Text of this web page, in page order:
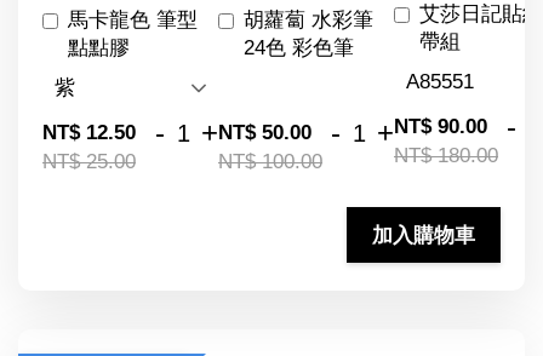
馬卡龍色 筆型
點點膠
NT$ 12.50
NT$ 25.00
- +
胡蘿蔔 水彩筆
24色 彩色筆
NT$ 50.00
NT$ 100.00
- +
艾莎日記貼
帶組
NT$ 90.00
NT$ 180.00
-
加入購物車